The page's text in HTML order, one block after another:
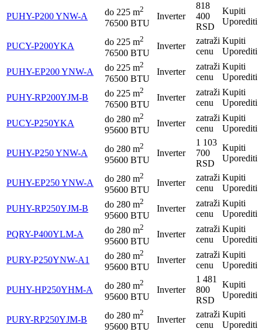
PUHY-P200 YNW-A do 225 m2
76500 BTU
Inverter
818
400
RSD
Kupiti
Uporediti
PUCY-P200YKA do 225 m2
76500 BTU
Inverter
zatraži
cenu
Kupiti
Uporediti
PUHY-EP200 YNW-A do 225 m2
76500 BTU
Inverter
zatraži
cenu
Kupiti
Uporediti
PUHY-RP200YJM-B do 225 m2
76500 BTU
Inverter
zatraži
cenu
Kupiti
Uporediti
PUCY-P250YKA do 280 m2
95600 BTU
Inverter
zatraži
cenu
Kupiti
Uporediti
PUHY-P250 YNW-A do 280 m2
95600 BTU
Inverter
1 103
700
RSD
Kupiti
Uporediti
PUHY-EP250 YNW-A do 280 m2
95600 BTU
Inverter
zatraži
cenu
Kupiti
Uporediti
PUHY-RP250YJM-B do 280 m2
95600 BTU
Inverter
zatraži
cenu
Kupiti
Uporediti
PQRY-P400YLM-A do 280 m2
95600 BTU
Inverter
zatraži
cenu
Kupiti
Uporediti
PURY-P250YNW-A1 do 280 m2
95600 BTU
Inverter
zatraži
cenu
Kupiti
Uporediti
PUHY-HP250YHM-A do 280 m2
95600 BTU
Inverter
1 481
800
RSD
Kupiti
Uporediti
PURY-RP250YJM-B do 280 m2
95600 BTU
Inverter
zatraži
cenu
Kupiti
Uporediti